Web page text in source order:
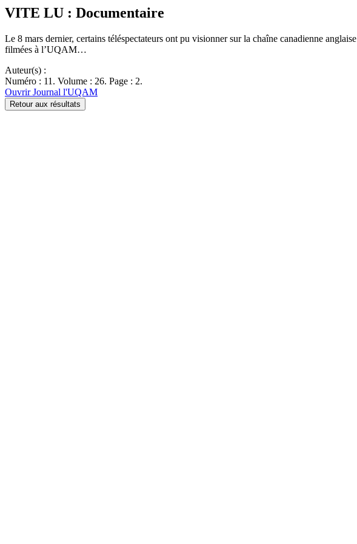
VITE LU : Documentaire
Le 8 mars dernier, certains téléspectateurs ont pu visionner sur la chaîne canadienne anglaise
filmées à l’UQAM…
Auteur(s) :
Numéro : 11. Volume : 26. Page : 2.
Ouvrir Journal l'UQAM
Retour aux résultats